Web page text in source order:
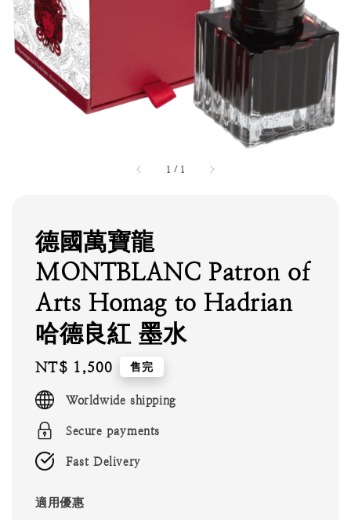
1 / 1
德國萬寶龍
MONTBLANC Patron of
Arts Homag to Hadrian
哈德良紅 墨水
Regular
price
NT$ 1,500 售完
Worldwide shipping
Secure payments
Fast Delivery
適用優惠